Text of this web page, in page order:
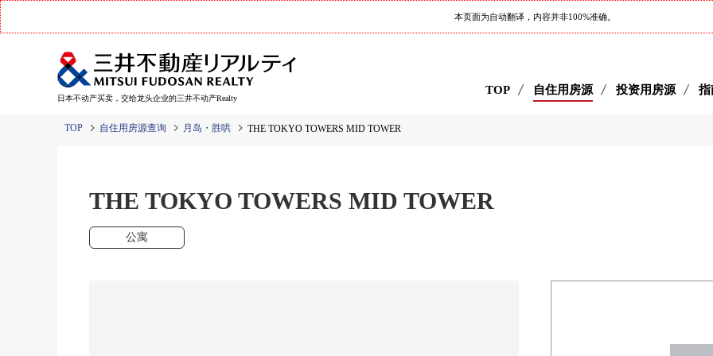
本页面为自动翻译，内容并非100%准确。
日本不动产买卖，交给龙头企业的三井不动产Realty
TOP 自住用房源 投资用房源 指
TOP 自住用房源查询 月岛・胜哄 THE TOKYO TOWERS MID TOWER
THE TOKYO TOWERS MID TOWER
公寓